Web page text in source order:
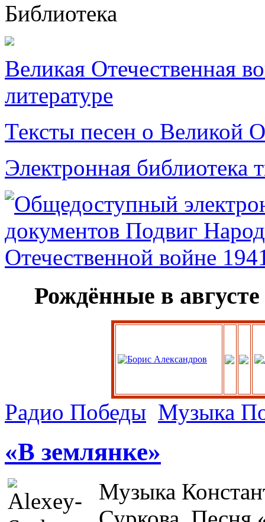
Библиотека
Великая Отечественная
литературе
Тексты песен о Великой
Электронная библиотека
Рождённые в августе
Радио Победы Музыка
«В землянке»
Музыка